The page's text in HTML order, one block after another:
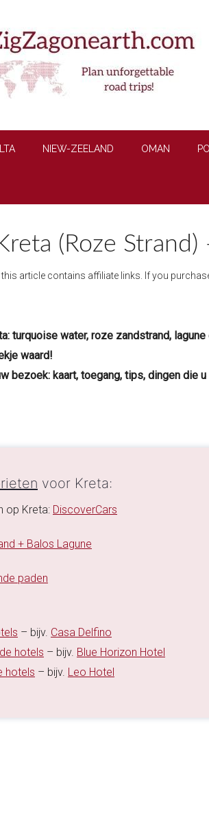
NIEW-ZEELAND OMAN
(Roze Strand)
this article contains affiliate links. If you
turquoise water, roze zandstrand,
waard!
bezoek: kaart, toegang, tips, dingen die
voor Kreta:
op Kreta: DiscoverCars
+ Balos Lagune
paden
– bijv. Casa Delfino
hotels – bijv. Blue Horizon Hotel
hotels – bijv. Leo Hotel